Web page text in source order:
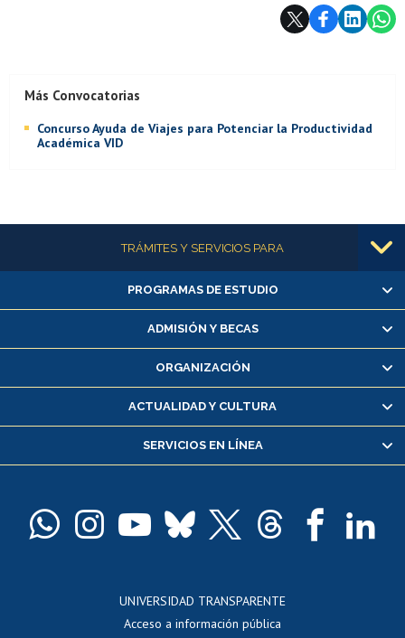
Más Convocatorias
Concurso Ayuda de Viajes para Potenciar la Productividad
Académica VID
Más informaciónTRÁMITES Y SERVICIOS PARA
Alumnas/os y exalumnas/os
Matrícula en línea
Inscripción y cambio de asignaturas
Consulta y certificado de notas
Servicio médico y dental
Pago de arancel y crédito alumnos
Docentes
PROGRAMAS DE ESTUDIO
ADMISIÓN Y BECAS
ORGANIZACIÓN
ACTUALIDAD Y CULTURA
SERVICIOS EN LÍNEA
UNIVERSIDAD TRANSPARENTE
Acceso a información pública